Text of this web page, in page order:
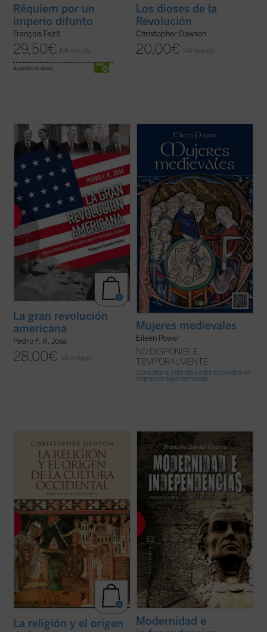
Réquiem por un
imperio difunto
François Fejtö
29,50€ IVA incluido
disponible en ebook:
Los dioses de la
Revolución
Christopher Dawson
20,00€ IVA incluido
Uno de los campos en los que es difícil que
se dé en nuestros días una confrontación
pacífica de ideas es el del análisis de las
políticas de los Estados Unidos en el ámbito
exterior, ya que se suelen tomar
habitualmente como punto de ...
(ver ficha)
La gran revolución
americana
Pedro F. R. Josa
28,00€ IVA incluido
«¿Cómo eran vistas las mujeres por los
intelectuales medievales? ¿Cuáles eran
sus deberes, estilo de vida y oportunidades
sociales? ¿Cómo era la mujer trabajadora
en el campo y la ciudad? ¿Había mujeres
artistas? ¿Cuál era la educación ... (ver
ficha)
Mujeres medievales
Eileen Power
NO DISPONIBLE
TEMPORALMENTE
Consultar si este libro está disponible en
impresión bajo demanda
«La importancia de estos siglos de los
cuales he escrito no debe buscarse en el
orden externo que crearon o que
intentaron crear, sino en el cambio interno
que produjeron en el alma del hombre
occidental, cambio que nunca podrá
destruirse ...(ver ficha)
La religión y el origen
A partir de 1808, se abre en todo el mundo
hispánico una época de profundas
transformaciones. En España comienza la
revolución liberal, en América el proceso
que conducirá a la independencia. Se trata
de un proceso único, que comienza con la ...
(ver ficha)
Modernidad e